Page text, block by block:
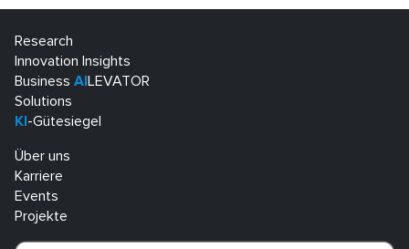
Research
Innovation Insights
Business AI LEVATOR
Solutions
KI -Gütesiegel
Über uns
Karriere
Events
Projekte